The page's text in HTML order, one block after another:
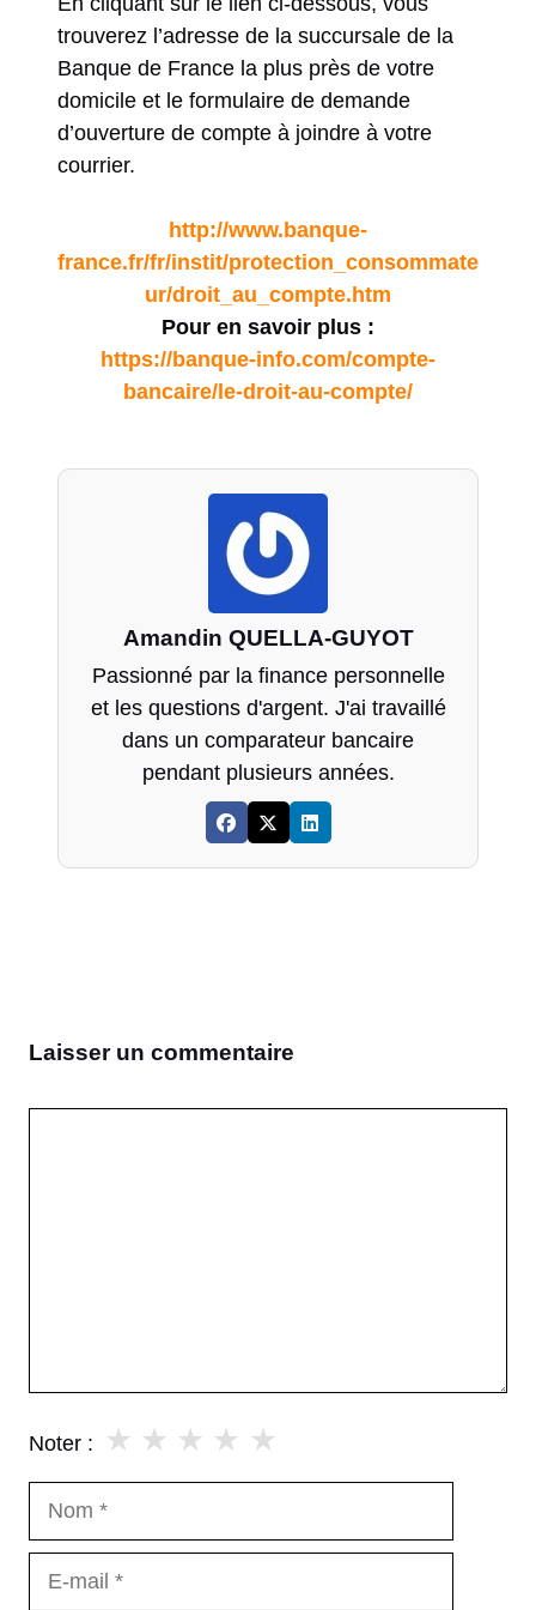
trouverez l’adresse de la succursale de la
Banque de France la plus près de votre
domicile et le formulaire de demande
d’ouverture de compte à joindre à votre
courrier.
http://www.banque-
france.fr/fr/instit/protection_consommate
ur/droit_au_compte.htm
Pour en savoir plus :
https://banque-info.com/compte-
bancaire/le-droit-au-compte/
Amandin QUELLA-GUYOT
Passionné par la finance personnelle
et les questions d'argent. J'ai travaillé
dans un comparateur bancaire
pendant plusieurs années.
Laisser un commentaire
Noter : ★
★
★
★
★